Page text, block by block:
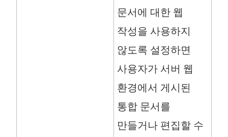
문서에 대한 웹
작성을 사용하지
않도록 설정하면
사용자가 서버 웹
환경에서 게시된
통합 문서를
만들거나 편집할 수